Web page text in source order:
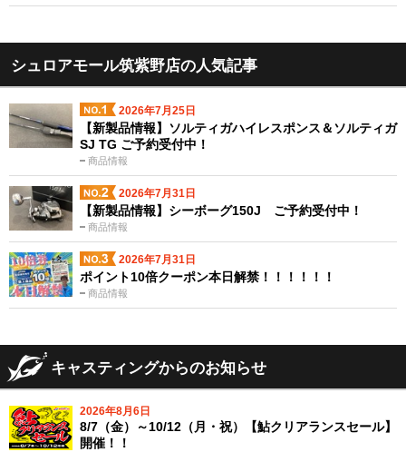
シュロアモール筑紫野店の人気記事
2026年7月25日
商品情報
【新製品情報】ソルティガハイレスポンス＆ソルティガ
SJ TG ご予約受付中！
2026年7月31日
商品情報
【新製品情報】シーボーグ150J ご予約受付中！
2026年7月31日
商品情報
ポイント10倍クーポン本日解禁！！！！！！
キャスティングからのお知らせ
2026年8月6日
8/7（金）～10/12（月・祝）【鮎クリアランスセール】
開催！！